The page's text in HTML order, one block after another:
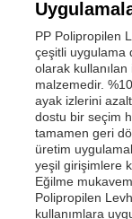
PP Polipropilen
çeşitli uygulama
olarak
malzemedir.
ayak izlerini
dostu bir seçim
tamamen geri
üretim
yeşil girişimlere
Eğilme
Polipropilen
kullanımlara